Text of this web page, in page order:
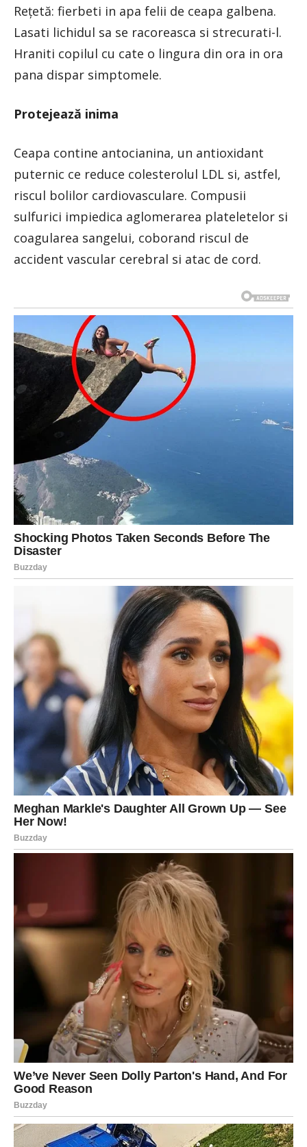
Rețetă: fierbeti in apa felii de ceapa galbena.
Lasati lichidul sa se racoreasca si strecurati-l.
Hraniti copilul cu cate o lingura din ora in ora
pana dispar simptomele.
Protejează inima
Ceapa contine antocianina, un antioxidant
puternic ce reduce colesterolul LDL si, astfel,
riscul bolilor cardiovasculare. Compusii
sulfurici impiedica aglomerarea plateletelor si
coagularea sangelui, coborand riscul de
accident vascular cerebral si atac de cord.